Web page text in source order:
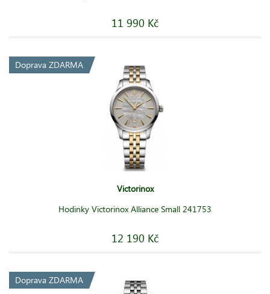
11 990 Kč
Doprava ZDARMA
Victorinox
Hodinky Victorinox Alliance Small 241753
12 190 Kč
Doprava ZDARMA